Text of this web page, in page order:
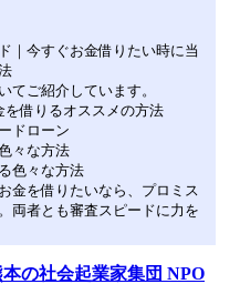
｜今すぐお金借りたい時に当
てご紹介しています。
を借りるオススメの方法
ドローン
々な方法
色々な方法
金を借りたいなら、プロミス
両者とも審査スピードに力を
本の社会起業家集団 NPO